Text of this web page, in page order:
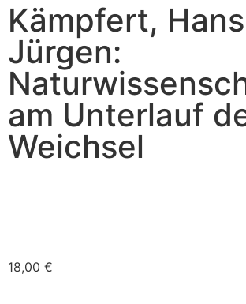
Kämpfert,
Jürgen:
am Unterlauf
Weichsel
18,00 €